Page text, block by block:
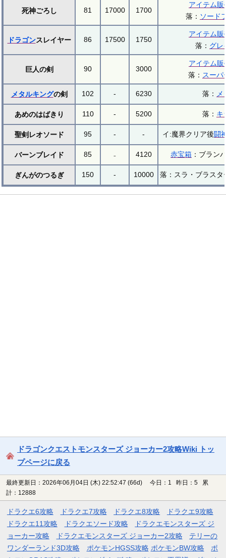
死神ごろし 81 17000 1700
アイテム販
落： ソード
ドラゴンスレイヤー 86 17500 1750
アイテム販
落： グレ
巨人の剣 90 3000
アイテム販
落： スーパ
メタルキングの剣 102 - 6230 落：
あめのはばきり 110 - 5200 落： キ
聖剣レオソード 95 - - イ:魔界クリア後闘
バーンブレイド 85 ₋ 4120 赤宝箱 ：ブラン
ぎんがのつるぎ 150 - 10000 落：スラ・ブラスタ
ドラゴンクエストモンスターズ ジョーカー2攻略Wiki トッ
プページに戻る
最終更新日：2026年06月04日 (木) 22:52:47 (66d)
今日：1 昨日：5 累
計：12888
ドラクエ6攻略 ドラクエ7攻略 ドラクエ8攻略
ドラクエ9攻略
ドラクエ11攻略
ドラクエソード攻略
ドラクエモンスターズ ジ
ョーカー攻略
ドラクエモンスターズ ジョーカー2攻略
テリーの
ワンダーランド3D攻略
ポケモンHGSS攻略 ポケモンBW攻略
ポ